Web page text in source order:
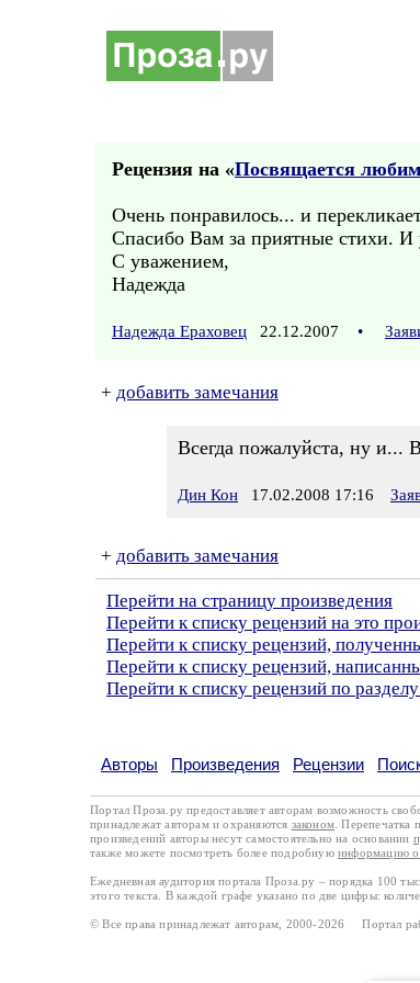
Рецензия на «Посвящается
Очень понравилось... и
Спасибо Вам за приятные стихи. И
С уважением,
Надежда
Надежда Ераховец 22.12.2007 •
+ добавить замечания
Всегда пожалуйста, ну и...
Дин Кон 17.02.2008 17:16
+ добавить замечания
Перейти на страницу произведения
Перейти к списку рецензий на это
Перейти к списку рецензий,
Перейти к списку рецензий,
Перейти к списку рецензий по
Авторы Произведения Рецензии
Портал Проза.ру предоставляет авторам возможность
принадлежат авторам и охраняются законом . Перепечатка
произведений авторы несут самостоятельно на основании
также можете посмотреть более подробную информацию о
Ежедневная аудитория портала Проза.ру – порядка 100
этого текста. В каждой графе указано по две цифры:
© Все права принадлежат авторам, 2000-2026 Портал